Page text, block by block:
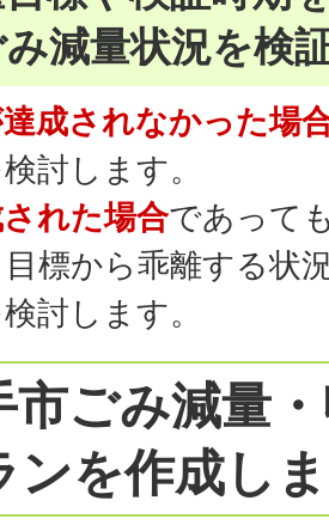
減量状況を検
成されなかった場
討します。
れた場合であって
標から乖離する状
討します。
市ごみ減量
ンを作成し